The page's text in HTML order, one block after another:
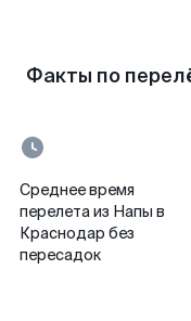
Факты по
Среднее время
перелета из Напы в
Краснодар без
пересадок